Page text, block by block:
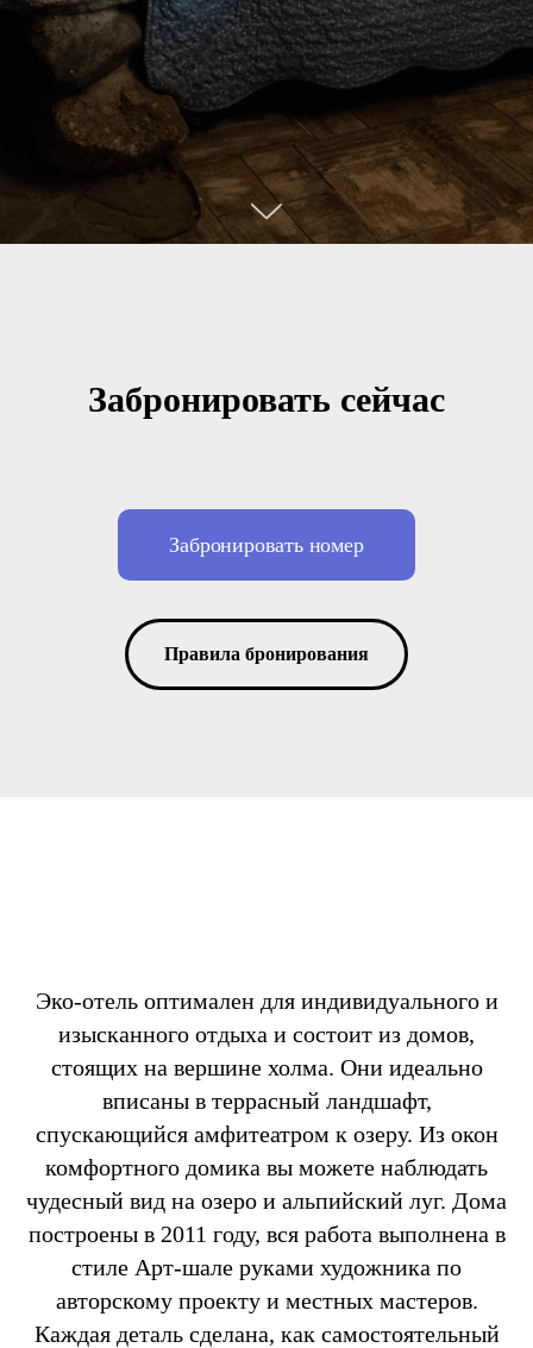
Забронировать сейчас
Забронировать номер
Правила бронирования
Эко-отель оптимален для индивидуального и
изысканного отдыха и состоит из домов,
стоящих на вершине холма. Они идеально
вписаны в террасный ландшафт,
спускающийся амфитеатром к озеру. Из окон
комфортного домика вы можете наблюдать
чудесный вид на озеро и альпийский луг. Дома
построены в 2011 году, вся работа выполнена в
стиле Арт-шале руками художника по
авторскому проекту и местных мастеров.
Каждая деталь сделана, как самостоятельный